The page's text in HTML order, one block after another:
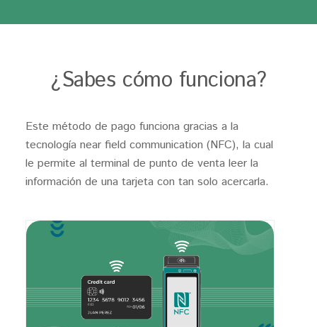
¿Sabes cómo funciona?
Este método de pago funciona gracias a la
tecnología near field communication (NFC), la cual
le permite al terminal de punto de venta leer la
información de una tarjeta con tan solo acercarla.